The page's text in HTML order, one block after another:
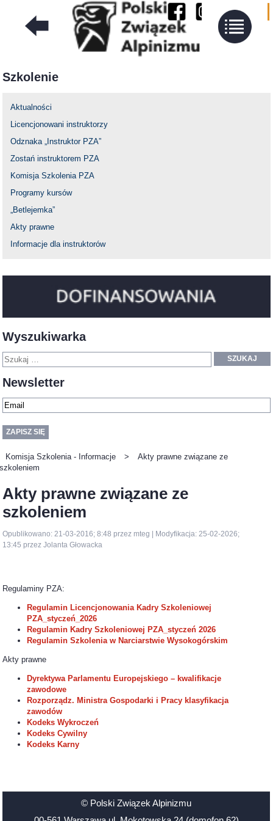
Szkolenie
Aktualności
Licencjonowani instruktorzy
Odznaka „Instruktor PZA”
Zostań instruktorem PZA
Komisja Szkolenia PZA
Programy kursów
„Betlejemka”
Akty prawne
Informacje dla instruktorów
Wyszukiwarka
SZUKAJ
Newsletter
Komisja Szkolenia - Informacje >
Akty prawne związane ze
szkoleniem
Akty prawne związane ze
szkoleniem
Opublikowano: 21-03-2016; 8:48 przez mteg | Modyfikacja: 25-02-2026;
13:45 przez Jolanta Głowacka
Regulaminy PZA:
Regulamin Licencjonowania Kadry Szkoleniowej
PZA_styczeń_2026
Regulamin Kadry Szkoleniowej PZA_styczeń 2026
Regulamin Szkolenia w Narciarstwie Wysokogórskim
Akty prawne
Dyrektywa Parlamentu Europejskiego – kwalifikacje
zawodowe
Rozporządz. Ministra Gospodarki i Pracy klasyfikacja
zawodów
Kodeks Wykroczeń
Kodeks Cywilny
Kodeks Karny
© Polski Związek Alpinizmu